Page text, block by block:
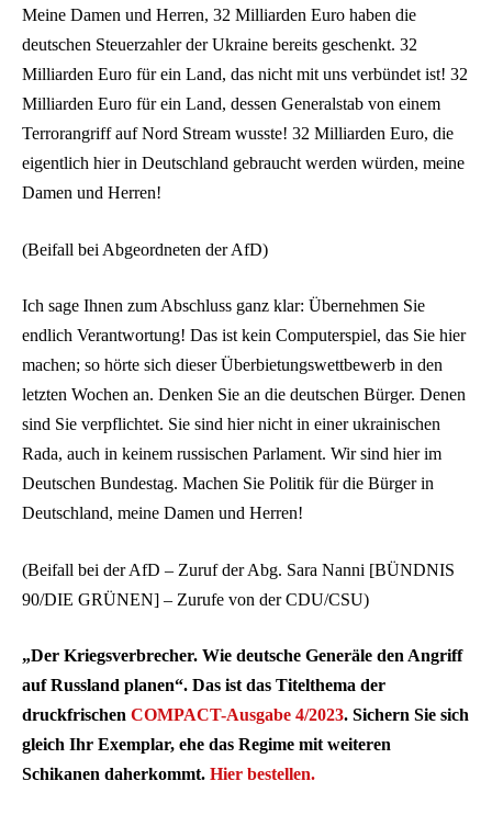
Meine Damen und Herren, 32 Milliarden Euro haben die
deutschen Steuerzahler der Ukraine bereits geschenkt. 32
Milliarden Euro für ein Land, das nicht mit uns verbündet ist! 32
Milliarden Euro für ein Land, dessen Generalstab von einem
Terrorangriff auf Nord Stream wusste! 32 Milliarden Euro, die
eigentlich hier in Deutschland gebraucht werden würden, meine
Damen und Herren!
(Beifall bei Abgeordneten der AfD)
Ich sage Ihnen zum Abschluss ganz klar: Übernehmen Sie
endlich Verantwortung! Das ist kein Computerspiel, das Sie hier
machen; so hörte sich dieser Überbietungswettbewerb in den
letzten Wochen an. Denken Sie an die deutschen Bürger. Denen
sind Sie verpflichtet. Sie sind hier nicht in einer ukrainischen
Rada, auch in keinem russischen Parlament. Wir sind hier im
Deutschen Bundestag. Machen Sie Politik für die Bürger in
Deutschland, meine Damen und Herren!
(Beifall bei der AfD – Zuruf der Abg. Sara Nanni [BÜNDNIS
90/DIE GRÜNEN] – Zurufe von der CDU/CSU)
„Der Kriegsverbrecher. Wie deutsche Generäle den Angriff
auf Russland planen“. Das ist das Titelthema der
druckfrischen COMPACT-Ausgabe 4/2023. Sichern Sie sich
gleich Ihr Exemplar, ehe das Regime mit weiteren
Schikanen daherkommt. Hier bestellen.